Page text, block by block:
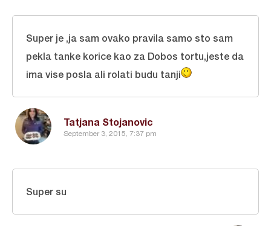
Tatjana Stojanovic
September 3, 2015, 7:37 pm
Super je ,ja sam ovako pravila samo sto sam
pekla tanke korice kao za Dobos tortu,jeste da
ima vise posla ali rolati budu tanji
Super su